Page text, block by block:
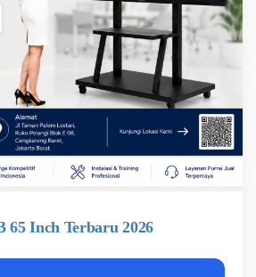
Inch Terbaru 2026